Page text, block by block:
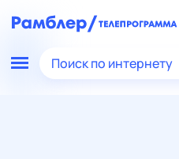
Поиск по интернету